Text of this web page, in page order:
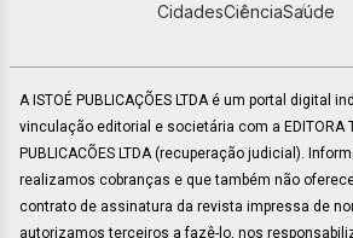
CidadesCiênciaSaúde
A ISTOÉ PUBLICAÇÕES LTDA é um portal digital
vinculação editorial e societária com a EDITORA
PUBLICACÕES LTDA (recuperação judicial).
realizamos cobranças e que também não
contrato de assinatura da revista impressa de
autorizamos terceiros a fazê-lo, nos